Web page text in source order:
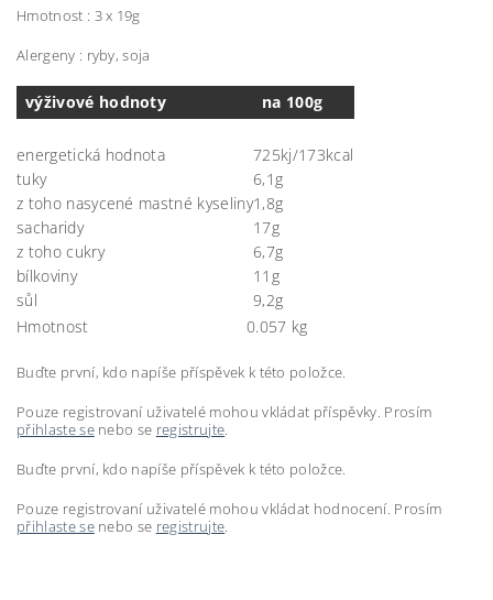
Hmotnost : 3 x 19g
Alergeny : ryby, soja
výživové hodnoty na 100g
energetická hodnota
725kj/173kcal
tuky
6,1g
z toho nasycené mastné kyseliny1,8g
sacharidy
17g
z toho cukry
6,7g
bílkoviny
11g
sůl
9,2g
Hmotnost
0.057 kg
Buďte první, kdo napíše příspěvek k této položce.
Pouze registrovaní uživatelé mohou vkládat příspěvky. Prosím
přihlaste senebo se registrujte.
Buďte první, kdo napíše příspěvek k této položce.
Pouze registrovaní uživatelé mohou vkládat hodnocení. Prosím
přihlaste senebo se registrujte.